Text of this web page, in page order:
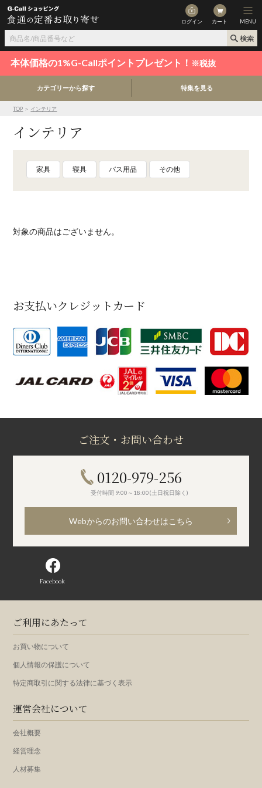
ログイン カート MENU
本体価格の1%G-Callポイントプレゼント！ ※税抜
カテゴリーから探す 特集を見る
TOP ＞ インテリア
インテリア
家具 寝具 バス用品 その他
対象の商品はございません。
お支払いクレジットカード
ご注文・お問い合わせ
0120-979-256
受付時間 9:00～18:00(土日祝日除く)
Webからのお問い合わせはこちら
Facebook
ご利用にあたって
お買い物について
個人情報の保護について
特定商取引に関する法律に基づく表示
運営会社について
会社概要
経営理念
人材募集